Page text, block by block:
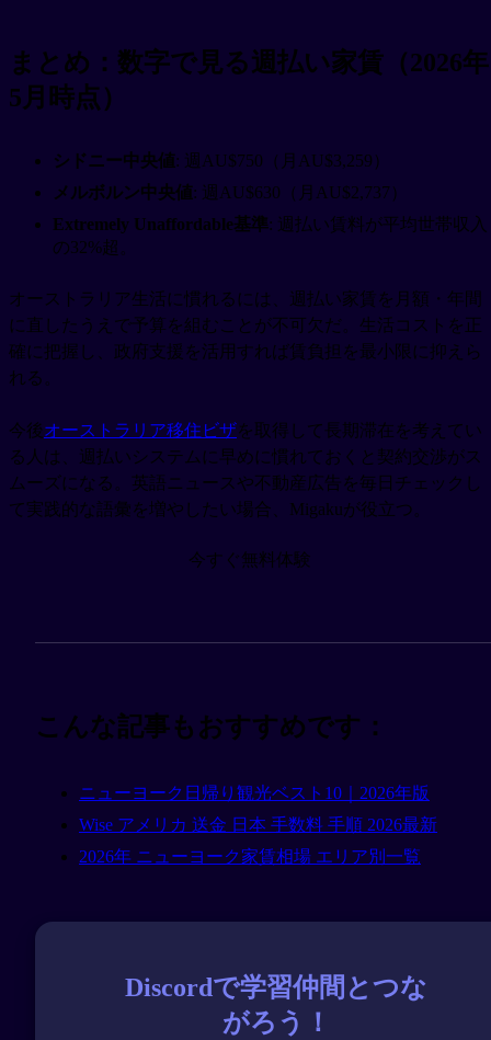
まとめ：数字で見る週払い家賃（2026年
5月時点）
シドニー中央値: 週AU$750（月AU$3,259）
メルボルン中央値: 週AU$630（月AU$2,737）
Extremely Unaffordable基準: 週払い賃料が平均世帯収入
の32%超。
オーストラリア生活に慣れるには、週払い家賃を月額・年間
に直したうえで予算を組むことが不可欠だ。生活コストを正
確に把握し、政府支援を活用すれば賃負担を最小限に抑えら
れる。
今後オーストラリア移住ビザを取得して長期滞在を考えてい
る人は、週払いシステムに早めに慣れておくと契約交渉がス
ムーズになる。英語ニュースや不動産広告を毎日チェックし
て実践的な語彙を増やしたい場合、Migakuが役立つ。
今すぐ無料体験
こんな記事もおすすめです：
ニューヨーク日帰り観光ベスト10｜2026年版
Wise アメリカ 送金 日本 手数料 手順 2026最新
2026年 ニューヨーク家賃相場 エリア別一覧
Discordで学習仲間とつな
がろう！